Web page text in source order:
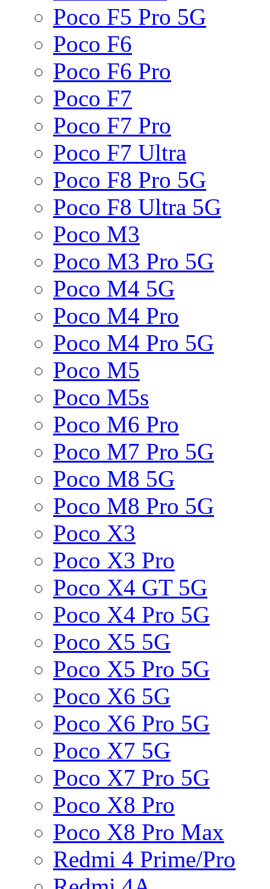
Poco F5 Pro 5G
Poco F6
Poco F6 Pro
Poco F7
Poco F7 Pro
Poco F7 Ultra
Poco F8 Pro 5G
Poco F8 Ultra 5G
Poco M3
Poco M3 Pro 5G
Poco M4 5G
Poco M4 Pro
Poco M4 Pro 5G
Poco M5
Poco M5s
Poco M6 Pro
Poco M7 Pro 5G
Poco M8 5G
Poco M8 Pro 5G
Poco X3
Poco X3 Pro
Poco X4 GT 5G
Poco X4 Pro 5G
Poco X5 5G
Poco X5 Pro 5G
Poco X6 5G
Poco X6 Pro 5G
Poco X7 5G
Poco X7 Pro 5G
Poco X8 Pro
Poco X8 Pro Max
Redmi 4 Prime/Pro